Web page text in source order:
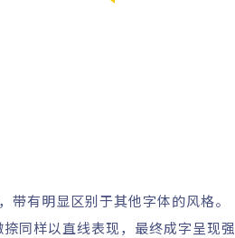
有明显区别于其他字体的风格。
同样以直线表现，最终成字呈现强